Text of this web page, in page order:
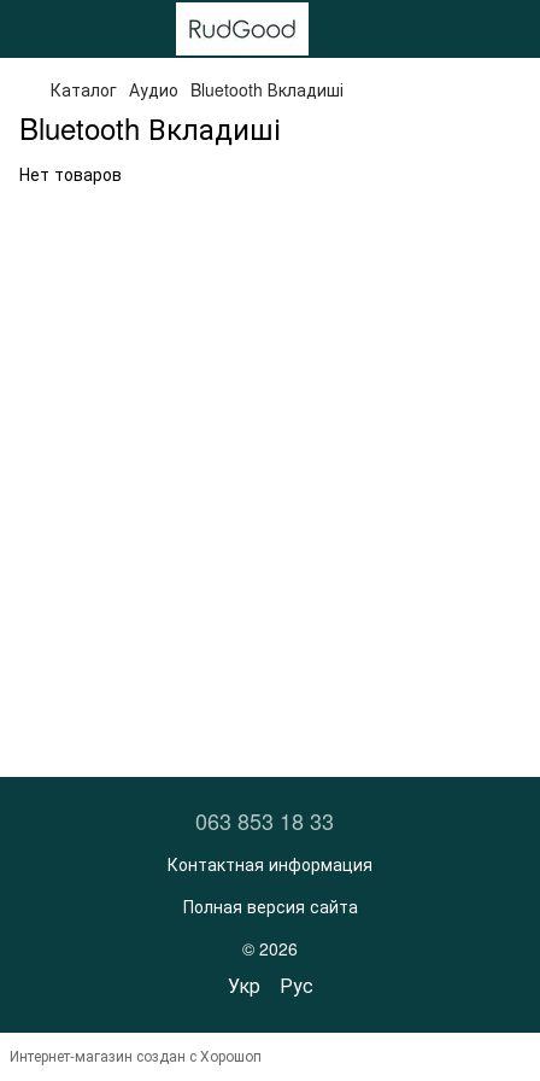
Каталог Аудио Bluetooth Вкладиші
Bluetooth Вкладиші
Нет товаров
063 853 18 33
Контактная информация
Полная версия сайта
© 2026
Укр Рус
Интернет-магазин создан с Хорошоп